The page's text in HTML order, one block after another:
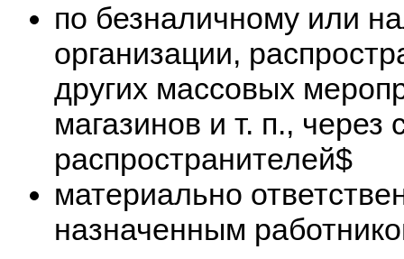
по безналичному или
организации,
других массовых
магазинов и т. п., через
распространителей$
материально
назначенным